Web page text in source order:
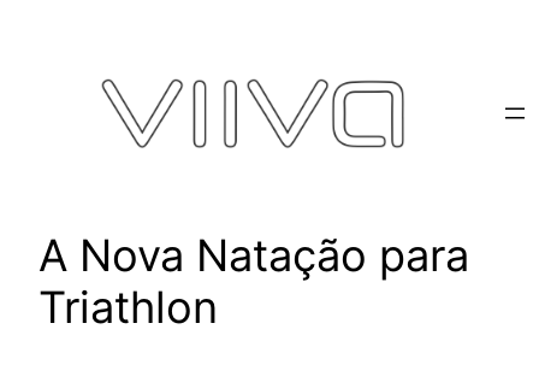
A Nova Natação para
Triathlon